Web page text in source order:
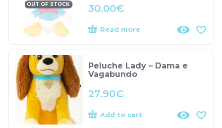
OUT OF STOCK 30.00€
Read more
Peluche Lady – Dama e
Vagabundo
27.90€
Add to cart